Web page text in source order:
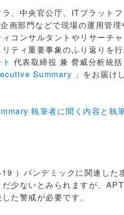
、中央官公庁、ITプラット
画部門などで現場の運用管
コンサルタントやリサーチ
ティ重要事象のふり返りを
代表取締役 兼 脅威分析統
Summary 」をお届け
執筆者に聞く内容と執
）パンデミックに関連した
少ないとみられますが、
た警戒が必要です。